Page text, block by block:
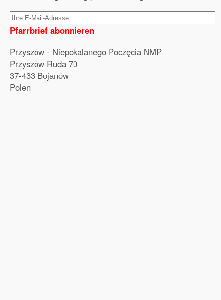
Pfarrbrief abonnieren
Przyszów - Niepokalanego Poczęcia NMP
Przyszów Ruda 70
37-433 Bojanów
Polen